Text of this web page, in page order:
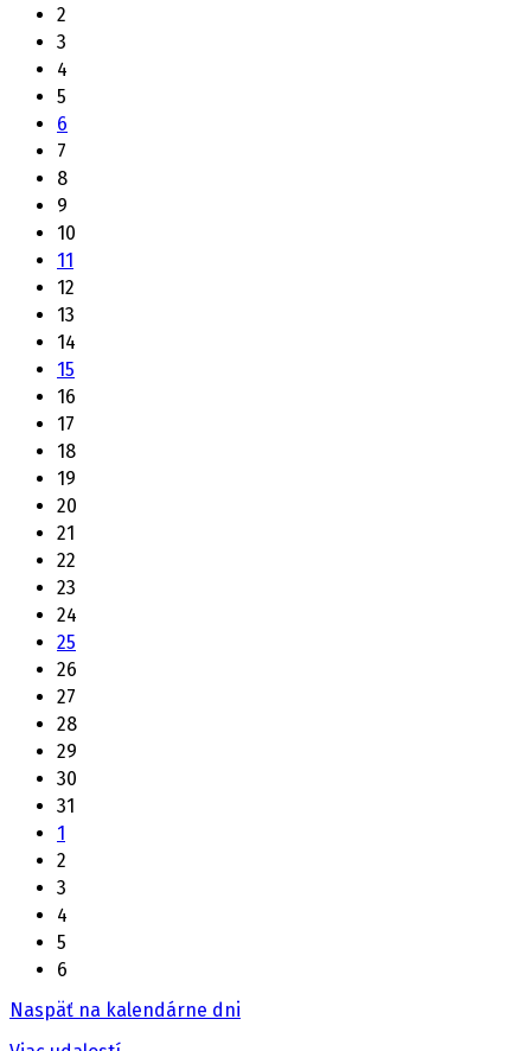
2
3
4
5
6
7
8
9
10
11
12
13
14
15
16
17
18
19
20
21
22
23
24
25
26
27
28
29
30
31
1
2
3
4
5
6
Naspäť na kalendárne dni